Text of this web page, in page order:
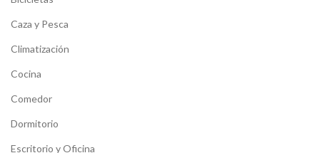
Caza y Pesca
Climatización
Cocina
Comedor
Dormitorio
Escritorio y Oficina